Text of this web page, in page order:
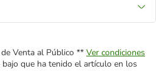
Venta al Público ** Ver condiciones
que ha tenido el artículo en los